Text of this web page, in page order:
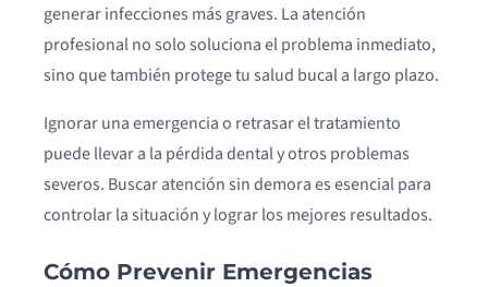
generar infecciones más graves. La atención
profesional no solo soluciona el problema inmediato,
sino que también protege tu salud bucal a largo plazo.
Ignorar una emergencia o retrasar el tratamiento
puede llevar a la pérdida dental y otros problemas
severos. Buscar atención sin demora es esencial para
controlar la situación y lograr los mejores resultados.
Cómo Prevenir Emergencias